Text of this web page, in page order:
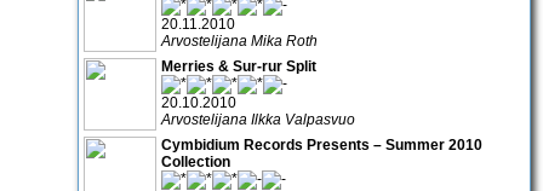
20.11.2010
Arvostelijana Mika Roth
Merries & Sur-rur Split
20.10.2010
Arvostelijana Ilkka Valpasvuo
Cymbidium Records Presents – Summer 2010
Collection